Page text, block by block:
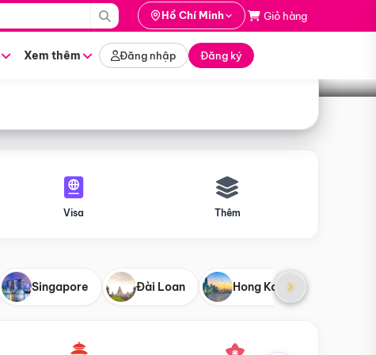
Hồ Chí Minh Giỏ hàng
Xem thêm Đăng nhập Đăng ký
Tìm tour
Visa Thêm
Singapore Đài Loan Hong Kong